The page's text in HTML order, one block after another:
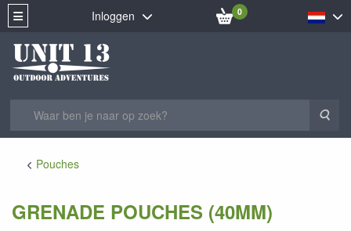
Inloggen 0
Pouches
GRENADE POUCHES (40MM)